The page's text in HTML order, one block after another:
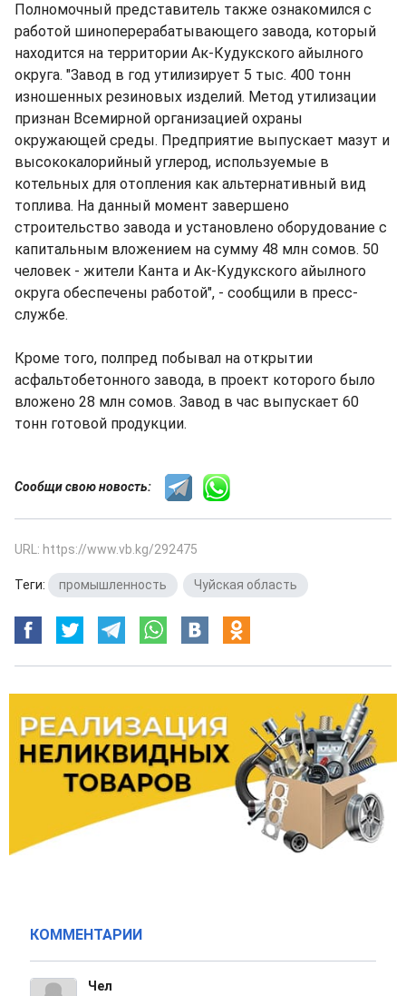
Полномочный представитель также ознакомился с
работой шиноперерабатывающего завода, который
находится на территории Ак-Кудукского айылного
округа. "Завод в год утилизирует 5 тыс. 400 тонн
изношенных резиновых изделий. Метод утилизации
признан Всемирной организацией охраны
окружающей среды. Предприятие выпускает мазут и
высококалорийный углерод, используемые в
котельных для отопления как альтернативный вид
топлива. На данный момент завершено
строительство завода и установлено оборудование с
капитальным вложением на сумму 48 млн сомов. 50
человек - жители Канта и Ак-Кудукского айылного
округа обеспечены работой", - сообщили в пресс-
службе.
Кроме того, полпред побывал на открытии
асфальтобетонного завода, в проект которого было
вложено 28 млн сомов. Завод в час выпускает 60
тонн готовой продукции.
Сообщи свою новость:
URL: https://www.vb.kg/292475
Теги: промышленность Чуйская область
КОММЕНТАРИИ
Чел